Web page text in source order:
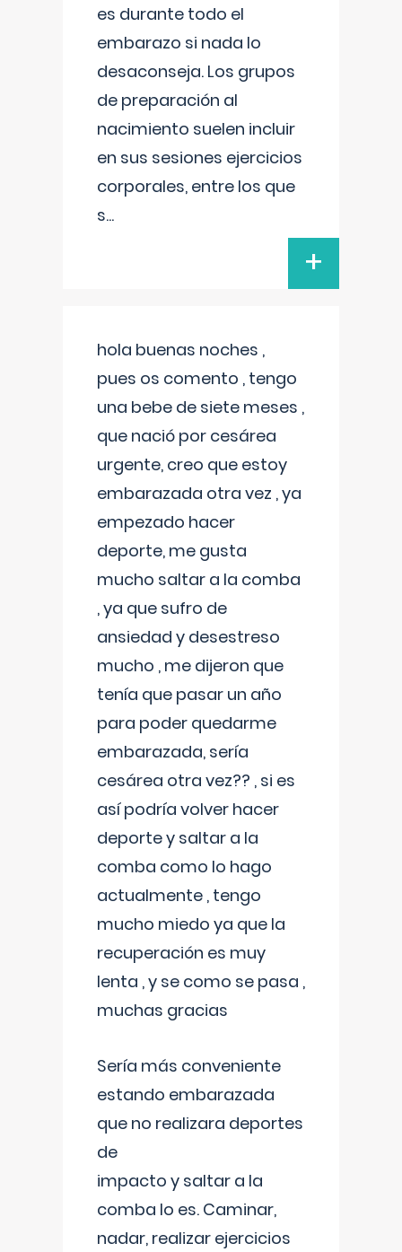
es durante todo el
embarazo si nada lo
desaconseja. Los grupos
de preparación al
nacimiento suelen incluir
en sus sesiones ejercicios
corporales, entre los que
s...
+
hola buenas noches ,
pues os comento , tengo
una bebe de siete meses ,
que nació por cesárea
urgente, creo que estoy
embarazada otra vez , ya
empezado hacer
deporte, me gusta
mucho saltar a la comba
, ya que sufro de
ansiedad y desestreso
mucho , me dijeron que
tenía que pasar un año
para poder quedarme
embarazada, sería
cesárea otra vez?? , si es
así podría volver hacer
deporte y saltar a la
comba como lo hago
actualmente , tengo
mucho miedo ya que la
recuperación es muy
lenta , y se como se pasa ,
muchas gracias
Sería más conveniente
estando embarazada
que no realizara deportes
de
impacto y saltar a la
comba lo es. Caminar,
nadar, realizar ejercicios